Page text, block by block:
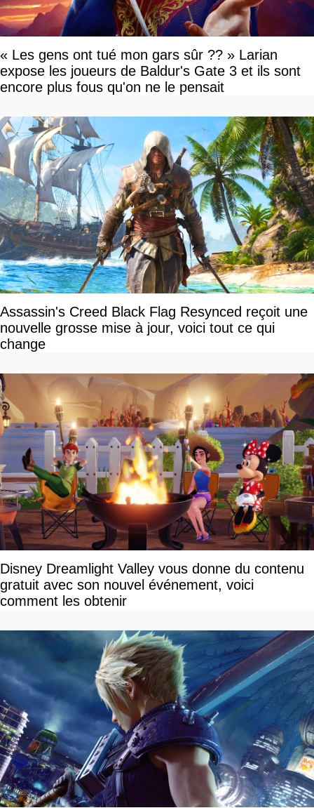
« Les gens ont tué mon gars sûr ?? » Larian
expose les joueurs de Baldur's Gate 3 et ils sont
encore plus fous qu'on ne le pensait
Assassin's Creed Black Flag Resynced reçoit une
nouvelle grosse mise à jour, voici tout ce qui
change
Disney Dreamlight Valley vous donne du contenu
gratuit avec son nouvel événement, voici
comment les obtenir